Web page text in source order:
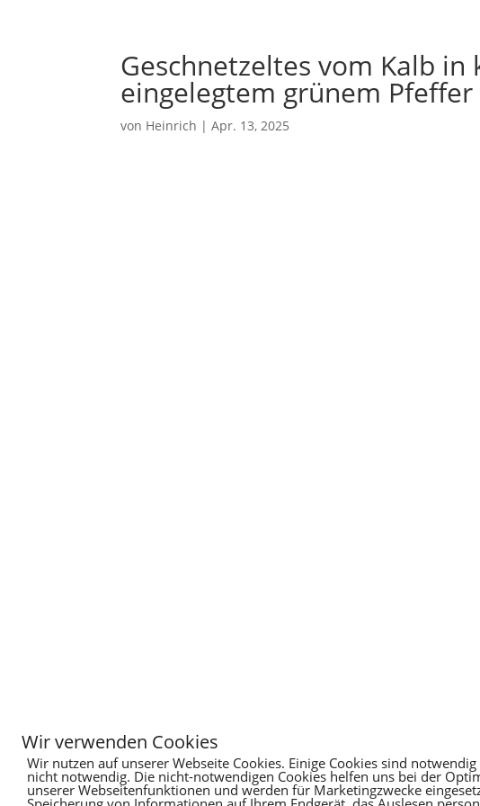
Geschnetzeltes vom Kalb
eingelegtem grünem
von Heinrich |Apr. 13, 2025
Wir verwenden Cookies
Wir nutzen auf unserer Webseite Cookies. Einige Cookies sind
nicht notwendig. Die nicht-notwendigen Cookies helfen uns bei der
unserer Webseitenfunktionen und werden für Marketingzwecke